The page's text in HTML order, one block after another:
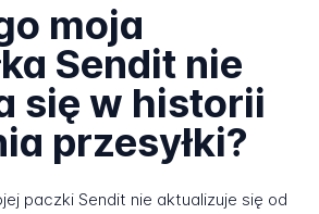
moja
Sendit nie
się w historii
przesyłki?
paczki Sendit nie aktualizuje się od